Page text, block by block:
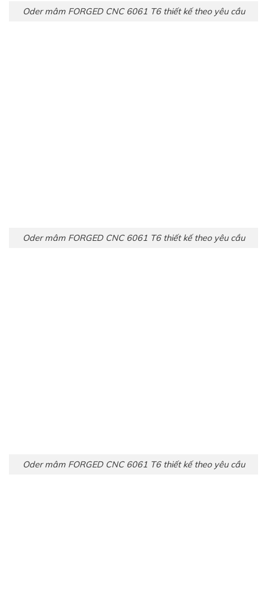
Oder mâm FORGED CNC 6061 T6 thiết kế theo yêu cầu
Oder mâm FORGED CNC 6061 T6 thiết kế theo yêu cầu
Oder mâm FORGED CNC 6061 T6 thiết kế theo yêu cầu